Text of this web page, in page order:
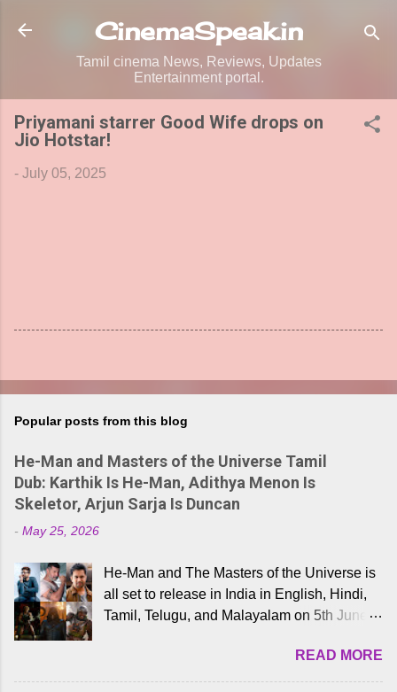
Skip to main content
CinemaSpeak.in
Tamil cinema News, Reviews, Updates
Entertainment portal.
Priyamani starrer Good Wife drops on
Jio Hotstar!
- July 05, 2025
Popular posts from this blog
He-Man and Masters of the Universe Tamil
Dub: Karthik Is He-Man, Adithya Menon Is
Skeletor, Arjun Sarja Is Duncan
- May 25, 2026
He-Man and The Masters of the Universe is
all set to release in India in English, Hindi,
Tamil, Telugu, and Malayalam on 5th June,
received a lot of love from cult He-Man fans
and offered audiences an exciting glimpse
READ MORE